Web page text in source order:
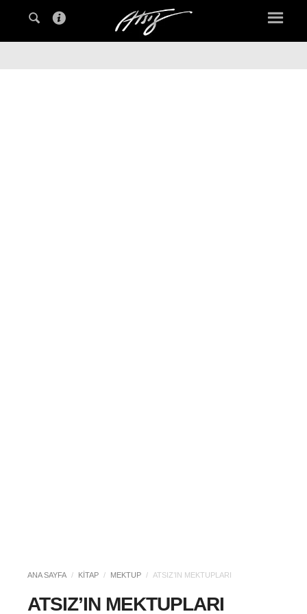
ANA SAYFA / KITAP / MEKTUP / ATSIZ’IN MEKTUPLARI
ATSIZ’IN MEKTUPLARI